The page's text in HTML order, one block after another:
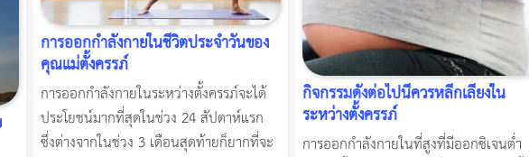
การออกกำลังกายในชีวิตประจำวันของ
คุณแม่ตั้งครรภ์
การออกกำลังกายในระหว่างตั้งครรภ์จะได้
ประโยชน์มากที่สุดในช่วง 24 สัปดาห์แรก
ซึ่งต่างจากในช่วง 3 เดือนสุดท้ายก็ยากที่จะ
กิจกรรมดังต่อไปนี้ควรหลีกเลี่ยงใน
ระหว่างตั้งครรภ์
การออกกำลังกายในที่สูงที่มีออกซิเจนต่ำ